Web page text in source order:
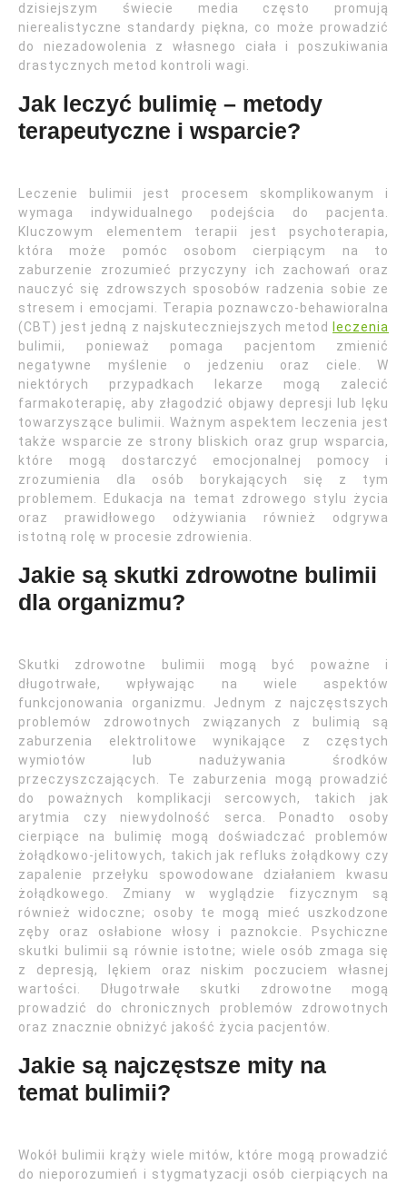
dzisiejszym świecie media często promują
nierealistyczne standardy piękna, co może prowadzić
do niezadowolenia z własnego ciała i poszukiwania
drastycznych metod kontroli wagi.
Jak leczyć bulimię – metody
terapeutyczne i wsparcie?
Leczenie bulimii jest procesem skomplikowanym i
wymaga indywidualnego podejścia do pacjenta.
Kluczowym elementem terapii jest psychoterapia,
która może pomóc osobom cierpiącym na to
zaburzenie zrozumieć przyczyny ich zachowań oraz
nauczyć się zdrowszych sposobów radzenia sobie ze
stresem i emocjami. Terapia poznawczo-behawioralna
(CBT) jest jedną z najskuteczniejszych metod
leczenia
bulimii, ponieważ pomaga pacjentom zmienić
negatywne myślenie o jedzeniu oraz ciele. W
niektórych przypadkach lekarze mogą zalecić
farmakoterapię, aby złagodzić objawy depresji lub lęku
towarzyszące bulimii. Ważnym aspektem leczenia jest
także wsparcie ze strony bliskich oraz grup wsparcia,
które mogą dostarczyć emocjonalnej pomocy i
zrozumienia dla osób borykających się z tym
problemem. Edukacja na temat zdrowego stylu życia
oraz prawidłowego odżywiania również odgrywa
istotną rolę w procesie zdrowienia.
Jakie są skutki zdrowotne bulimii
dla organizmu?
Skutki zdrowotne bulimii mogą być poważne i
długotrwałe, wpływając na wiele aspektów
funkcjonowania organizmu. Jednym z najczęstszych
problemów zdrowotnych związanych z bulimią są
zaburzenia elektrolitowe wynikające z częstych
wymiotów lub nadużywania środków
przeczyszczających. Te zaburzenia mogą prowadzić
do poważnych komplikacji sercowych, takich jak
arytmia czy niewydolność serca. Ponadto osoby
cierpiące na bulimię mogą doświadczać problemów
żołądkowo-jelitowych, takich jak refluks żołądkowy czy
zapalenie przełyku spowodowane działaniem kwasu
żołądkowego. Zmiany w wyglądzie fizycznym są
również widoczne; osoby te mogą mieć uszkodzone
zęby oraz osłabione włosy i paznokcie. Psychiczne
skutki bulimii są równie istotne; wiele osób zmaga się
z depresją, lękiem oraz niskim poczuciem własnej
wartości. Długotrwałe skutki zdrowotne mogą
prowadzić do chronicznych problemów zdrowotnych
oraz znacznie obniżyć jakość życia pacjentów.
Jakie są najczęstsze mity na
temat bulimii?
Wokół bulimii krąży wiele mitów, które mogą prowadzić
do nieporozumień i stygmatyzacji osób cierpiących na